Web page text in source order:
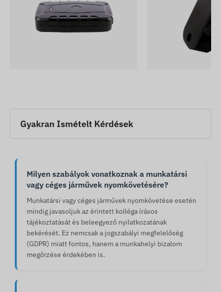
Gyakran Ismételt Kérdések
Milyen szabályok vonatkoznak a munkatársi
vagy céges járművek nyomkövetésére?
Munkatársi vagy céges járművek nyomkövetése esetén
mindig javasoljuk az érintett kolléga írásos
tájékoztatását és beleegyező nyilatkozatának
bekérését. Ez nemcsak a jogszabályi megfelelőség
(GDPR) miatt fontos, hanem a munkahelyi bizalom
megőrzése érdekében is.